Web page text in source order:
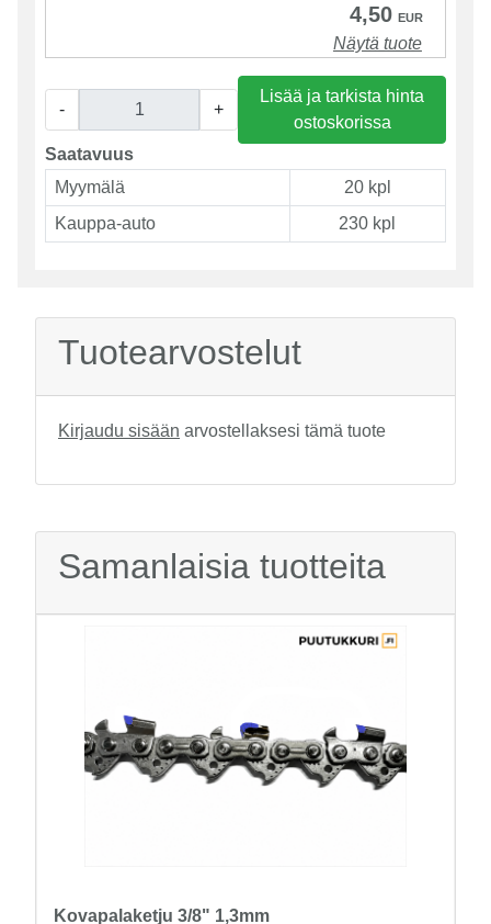
4,50 EUR
Näytä tuote
- +
Lisää ja tarkista hinta
ostoskorissa
Saatavuus
Myymälä
20 kpl
Kauppa-auto
230 kpl
Tuotearvostelut
Kirjaudu sisään arvostellaksesi tämä tuote
Samanlaisia tuotteita
Kovapalaketju 3/8" 1,3mm